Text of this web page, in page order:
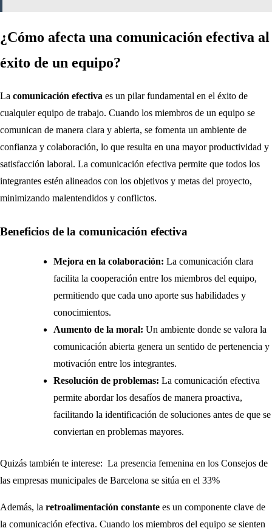
¿Cómo afecta una comunicación efectiva al
éxito de un equipo?
La comunicación efectiva es un pilar fundamental en el éxito de
cualquier equipo de trabajo. Cuando los miembros de un equipo se
comunican de manera clara y abierta, se fomenta un ambiente de
confianza y colaboración, lo que resulta en una mayor productividad y
satisfacción laboral. La comunicación efectiva permite que todos los
integrantes estén alineados con los objetivos y metas del proyecto,
minimizando malentendidos y conflictos.
Beneficios de la comunicación efectiva
Mejora en la colaboración: La comunicación clara
facilita la cooperación entre los miembros del equipo,
permitiendo que cada uno aporte sus habilidades y
conocimientos.
Aumento de la moral: Un ambiente donde se valora la
comunicación abierta genera un sentido de pertenencia y
motivación entre los integrantes.
Resolución de problemas: La comunicación efectiva
permite abordar los desafíos de manera proactiva,
facilitando la identificación de soluciones antes de que se
conviertan en problemas mayores.
Quizás también te interese: La presencia femenina en los Consejos de
las empresas municipales de Barcelona se sitúa en el 33%
Además, la retroalimentación constante es un componente clave de
la comunicación efectiva. Cuando los miembros del equipo se sienten